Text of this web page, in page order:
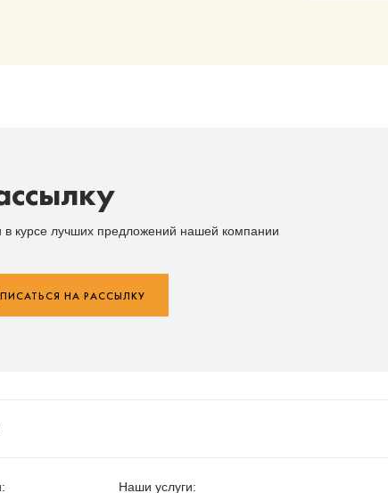
курсе лучших предложений нашей компании
НА РАССЫЛКУ
Наши услуги: